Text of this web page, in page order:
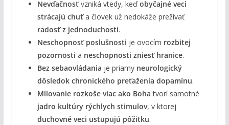
Nevďačnosťvzniká vtedy, keďobyčajné veci
strácajú chuťa človek už nedokáže prežívať
radosť z jednoduchosti.
Neschopnosť poslušnosti je ovocím rozbitej
pozornosti a neschopnosti zniesť hranice.
Bez sebaovládania je priamy neurologický
dôsledok chronického preťaženia dopamínu.
Milovanie rozkoše viac ako Boha tvorí samotné
jadro kultúry rýchlych stimulov, v ktorej
duchovné veci ustupujú pôžitku.